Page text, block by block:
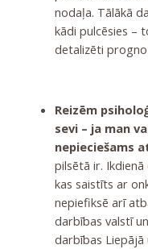
nodaļa. Tālākā
kādi pulcēsies –
detalizēti
Reizēm
sevi – ja man
nepieciešams
pilsētā ir. Ikdienā
kas saistīts ar
nepiefiksē arī
darbības valstī
darbības Liepājā